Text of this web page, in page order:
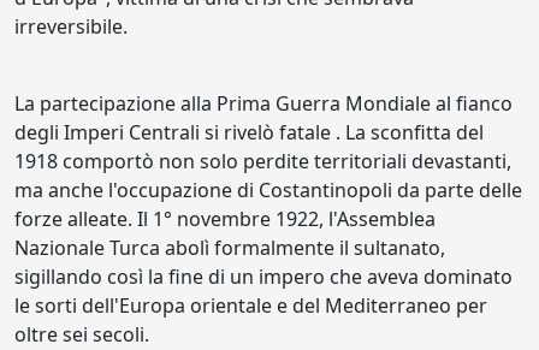
irreversibile.
La partecipazione alla Prima Guerra Mondiale al fianco
degli Imperi Centrali si rivelò fatale . La sconfitta del
1918 comportò non solo perdite territoriali devastanti,
ma anche l'occupazione di Costantinopoli da parte delle
forze alleate. Il 1° novembre 1922, l'Assemblea
Nazionale Turca abolì formalmente il sultanato,
sigillando così la fine di un impero che aveva dominato
le sorti dell'Europa orientale e del Mediterraneo per
oltre sei secoli.